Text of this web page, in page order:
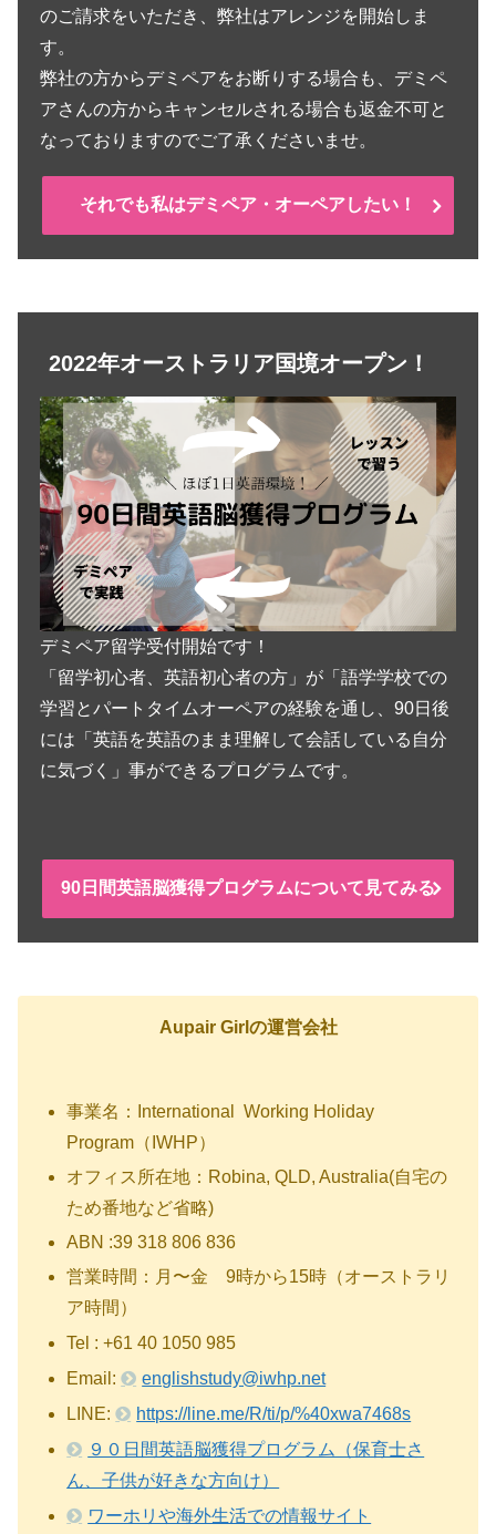
のご請求をいただき、弊社はアレンジを開始しま
す。
弊社の方からデミペアをお断りする場合も、デミペ
アさんの方からキャンセルされる場合も返金不可と
なっておりますのでご了承くださいませ。
それでも私はデミペア・オーペアしたい！
2022年オーストラリア国境オープン！
デミペア留学受付開始です！
「留学初心者、英語初心者の方」が「語学学校での
学習とパートタイムオーペアの経験を通し、90日後
には「英語を英語のまま理解して会話している自分
に気づく」事ができるプログラムです。
90日間英語脳獲得プログラムについて見てみる
Aupair Girlの運営会社
事業名：International Working Holiday
Program（IWHP）
オフィス所在地：Robina, QLD, Australia(自宅の
ため番地など省略)
ABN :39 318 806 836
営業時間：月〜金 9時から15時（オーストラリ
ア時間）
Tel : +61 40 1050 985
Email:
englishstudy@iwhp.net
LINE:
https://line.me/R/ti/p/%40xwa7468s
９０日間英語脳獲得プログラム（保育士さ
ん、子供が好きな方向け）
ワーホリや海外生活での情報サイト